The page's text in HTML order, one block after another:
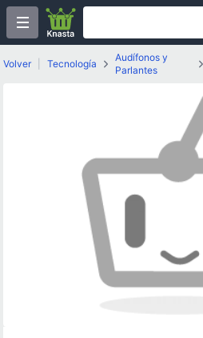
Volver Tecnología
Audífonos y
Parlantes